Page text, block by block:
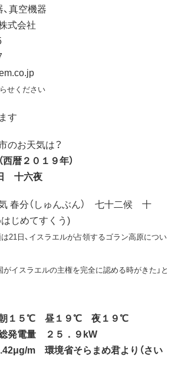
真空機器
式会社
せください
す
のお天気は？
暦２０１９年）
十六夜
春分（しゅんぶん） 七十二候 十
じめてすくう)
21日、イスラエルが占領するゴラン高原につい
イスラエルの主権を完全に認める時がきた」と
１５℃ 昼１９℃ 夜１９℃
発電量 ２５．９kW
m 環境省そらまめ君より（さい